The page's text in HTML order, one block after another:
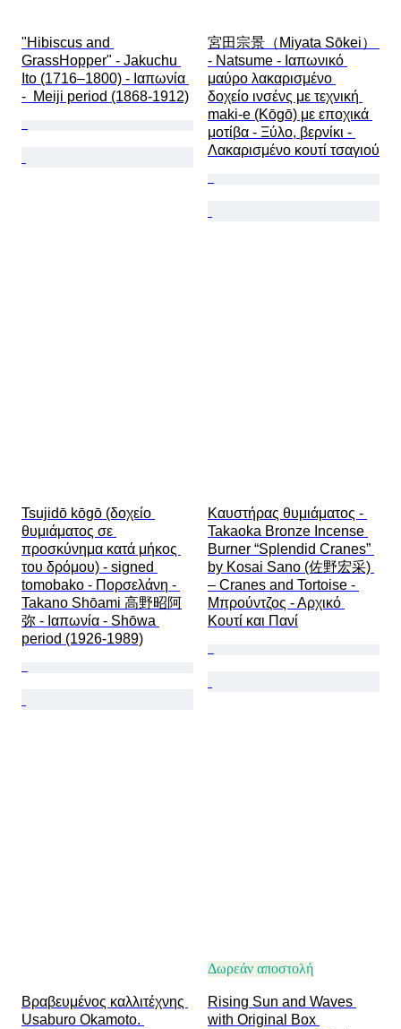
"Hibiscus and
GrassHopper" - Jakuchu
Ito (1716–1800) - Ιαπωνία
-  Meiji period (1868-1912)
宮田宗景（Miyata Sōkei）
- Natsume - Ιαπωνικό
μαύρο λακαρισμένο
δοχείο ινσένς με τεχνική
maki-e (Kōgō) με εποχικά
μοτίβα - Ξύλο, βερνίκι -
Λακαρισμένο κουτί τσαγιού
Tsujidō kōgō (δοχείο
θυμιάματος σε
προσκύνημα κατά μήκος
του δρόμου) - signed
tomobako - Πορσελάνη -
Takano Shōami 高野昭阿
弥 - Ιαπωνία - Shōwa
period (1926-1989)
Καυστήρας θυμιάματος -
Takaoka Bronze Incense
Burner “Splendid Cranes”
by Kosai Sano (佐野宏采)
– Cranes and Tortoise -
Μπρούντζος - Αρχικό
Κουτί και Πανί
Βραβευμένος καλλιτέχνης
Usaburo Okamoto.
Δωρεάν αποστολή
Rising Sun and Waves
with Original Box